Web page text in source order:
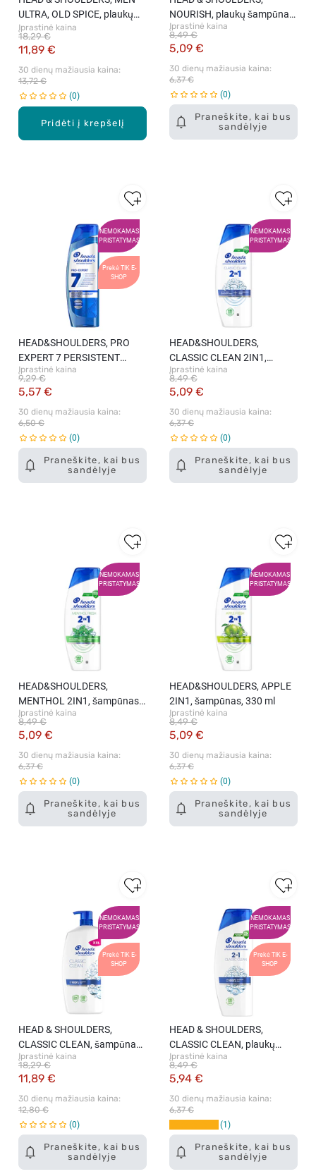
Pridėti į krepšelį
ULTRA, OLD SPICE, plaukų
šampūnas, 800 ml.
Įprastinė kaina
11,89 €
18,29 €
30 dienų mažiausia kaina:
13,72 €
0
Praneškite, kai bus
sandėlyje
NOURISH, plaukų šampūnas,
400 ml.
Įprastinė kaina
5,09 €
8,49 €
30 dienų mažiausia kaina:
6,37 €
0
NEMOKAMAS
PRISTATYMAS
Prekė TIK E-
SHOP
Praneškite, kai bus
sandėlyje
HEAD&SHOULDERS, PRO
EXPERT 7 PERSISTENT
DANDRUFF, šampūnas, 250
ml
Įprastinė kaina
5,57 €
9,29 €
30 dienų mažiausia kaina:
6,50 €
0
NEMOKAMAS
PRISTATYMAS
Praneškite, kai bus
sandėlyje
HEAD&SHOULDERS,
CLASSIC CLEAN 2IN1,
šampūnas, 330 ml
Įprastinė kaina
5,09 €
8,49 €
30 dienų mažiausia kaina:
6,37 €
0
NEMOKAMAS
PRISTATYMAS
Praneškite, kai bus
sandėlyje
HEAD&SHOULDERS,
MENTHOL 2IN1, šampūnas,
330 ml
Įprastinė kaina
5,09 €
8,49 €
30 dienų mažiausia kaina:
6,37 €
0
NEMOKAMAS
PRISTATYMAS
Praneškite, kai bus
sandėlyje
HEAD&SHOULDERS, APPLE
2IN1, šampūnas, 330 ml
Įprastinė kaina
5,09 €
8,49 €
30 dienų mažiausia kaina:
6,37 €
0
NEMOKAMAS
PRISTATYMAS
Prekė TIK E-
SHOP
Praneškite, kai bus
sandėlyje
HEAD & SHOULDERS,
CLASSIC CLEAN, šampūnas,
800 ml.
Įprastinė kaina
11,89 €
18,29 €
30 dienų mažiausia kaina:
12,80 €
0
NEMOKAMAS
PRISTATYMAS
Prekė TIK E-
SHOP
Praneškite, kai bus
sandėlyje
HEAD & SHOULDERS,
CLASSIC CLEAN, plaukų
šampūnas 2in1, 400 ml.
Įprastinė kaina
5,94 €
8,49 €
30 dienų mažiausia kaina:
6,37 €
1